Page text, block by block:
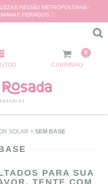
E REGIÃO METROPOLITANA -
E FERIADOS ♡
CARRINHO
0
SOLAR > SEM BASE
PARA SUA
TENTE COM